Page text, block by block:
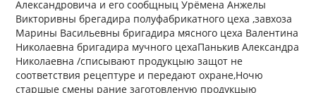
Александровича и его сообщныц Урёмена Анжелы
Викторивны брегадира полуфабрикатного цеха ,завхоза
Марины Васильевны бригадира мясного цеха Валентина
Николаевна бригадира мучного цехаПанькив Александра
Николаевна /списывают продукцыю защот не
соответствия рецептуре и передают охране,Ночю
старшые смены рание заготовленую продукцыю